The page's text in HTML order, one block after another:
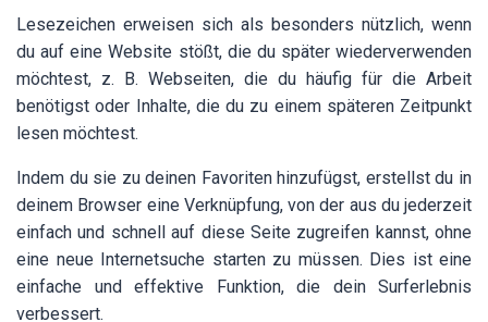
Lesezeichen erweisen sich als besonders nützlich, wenn
du auf eine Website stößt, die du später wiederverwenden
möchtest, z. B. Webseiten, die du häufig für die Arbeit
benötigst oder Inhalte, die du zu einem späteren Zeitpunkt
lesen möchtest.
Indem du sie zu deinen Favoriten hinzufügst, erstellst du in
deinem Browser eine Verknüpfung, von der aus du jederzeit
einfach und schnell auf diese Seite zugreifen kannst, ohne
eine neue Internetsuche starten zu müssen. Dies ist eine
einfache und effektive Funktion, die dein Surferlebnis
verbessert.